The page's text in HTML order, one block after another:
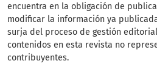
encuentra en la obligación de
modificar la información ya
surja del proceso de gestión
contenidos en esta revista no
contribuyentes.